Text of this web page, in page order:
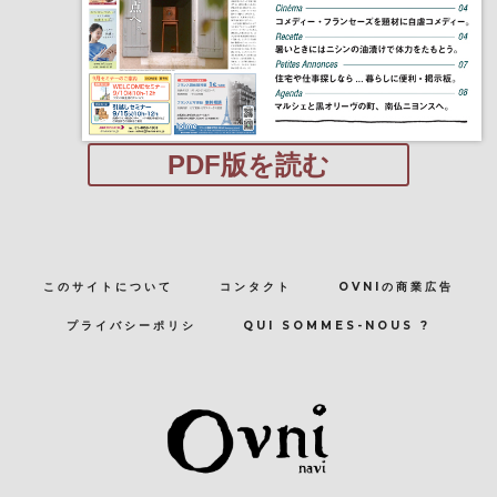
PDF版を読む
このサイトについて コンタクト OVNIの商業広告
プライバシーポリシ QUI SOMMES-NOUS ?